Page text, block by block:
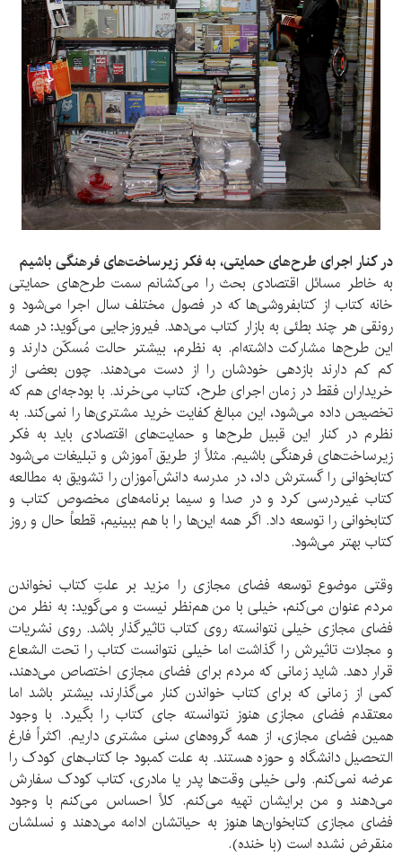
در کنار اجرای طرح‌های حمایتی، به فکر زیرساخت‌های فرهنگی باشیم
به خاطر مسائل اقتصادی بحث را می‌کشانم سمت طرح‌های حمایتی
خانه کتاب از کتابفروشی‌ها که در فصول مختلف سال اجرا می‌شود و
رونقی هر چند بطئی به بازار کتاب می‌دهد. فیروزجایی می‌گوید: در همه
این طرح‌ها مشارکت داشته‌ام. به نظرم، بیشتر حالت مُسکّن دارند و
کم کم دارند بازدهی خودشان را از دست می‌دهند. چون بعضی از
خریداران فقط در زمان اجرای طرح، کتاب می‌خرند. با بودجه‌ای هم که
تخصیص داده می‌شود، این مبالغ کفایت خرید مشتری‌ها را نمی‌کند. به
نظرم در کنار این قبیل طرح‌ها و حمایت‌های اقتصادی باید به فکر
زیرساخت‌های فرهنگی باشیم. مثلاً از طریق آموزش و تبلیغات می‌شود
کتابخوانی را گسترش داد، در مدرسه دانش‌آموزان را تشویق به مطالعه
کتاب غیردرسی کرد و در صدا و سیما برنامه‌های مخصوص کتاب و
کتابخوانی را توسعه داد. اگر همه این‌ها را با هم ببینیم، قطعاً حال و روز
کتاب بهتر می‌شود.
وقتی موضوع توسعه فضای مجازی را مزید بر علتِ کتاب نخواندن
مردم عنوان می‌کنم، خیلی با من هم‌نظر نیست و می‌گوید: به نظر من
فضای مجازی خیلی نتوانسته روی کتاب تاثیرگذار باشد. روی نشریات
و مجلات تاثیرش را گذاشت اما خیلی نتوانست کتاب را تحت الشعاع
قرار دهد. شاید زمانی که مردم برای فضای مجازی اختصاص می‌دهند،
کمی از زمانی که برای کتاب خواندن کنار می‌گذارند، بیشتر باشد اما
معتقدم فضای مجازی هنوز نتوانسته جای کتاب را بگیرد. با وجود
همین فضای مجازی، از همه گروه‌های سنی مشتری داریم. اکثراً فارغ
التحصیل دانشگاه و حوزه هستند. به علت کمبود جا کتاب‌های کودک را
عرضه نمی‌کنم. ولی خیلی وقت‌ها پدر یا مادری، کتاب کودک سفارش
می‌دهند و من برایشان تهیه می‌کنم. کلاً احساس می‌کنم با وجود
فضای مجازی کتابخوان‌ها هنوز به حیاتشان ادامه می‌دهند و نسلشان
منقرض نشده است (با خنده).